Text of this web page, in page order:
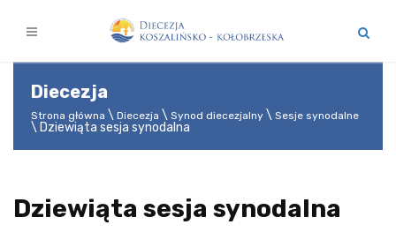
Diecezja
Strona główna Diecezja Synod diecezjalny Sesje synodalne
Dziewiąta sesja synodalna
Dziewiąta sesja synodalna